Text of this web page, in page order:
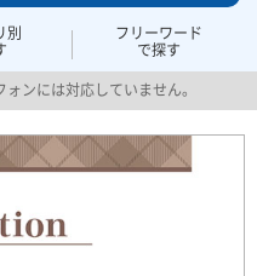
別
フリーワード
で探す
ンには対応していません。